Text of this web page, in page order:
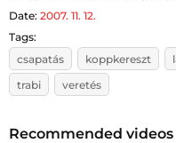
Date: 2007. 11. 12.
Tags:
csapatás
koppkereszt
trabi
veretés
Recommended videos